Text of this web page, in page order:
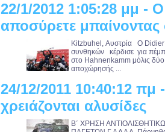
22/1/2012 1:05:28 μμ -
αποσύρετε
Kitzbuhel, Αυστρία Ο
συνθηκών κέρδισε για
στο Hahnenkamm μόλις δύο
αποχώρησής ...
24/12/2011 10:40:12 πμ
χρειάζονται αλυσίδες
Β΄ ΧΡΗΣΗ